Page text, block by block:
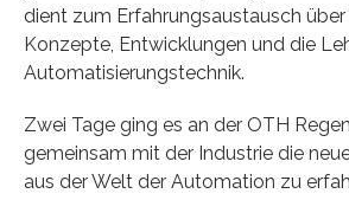
dient zum Erfahrungsaustausch
Konzepte, Entwicklungen und die
Automatisierungstechnik.
Zwei Tage ging es an der OTH
gemeinsam mit der Industrie die
aus der Welt der Automation zu